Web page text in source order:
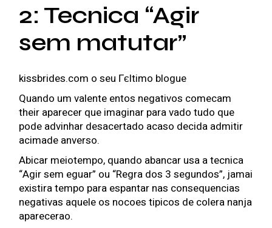
2: Tecnica “Agir
sem matutar”
kissbrides.com o seu Гєltimo blogue
Quando um valente entos negativos comecam
their aparecer que imaginar para vado tudo que
pode advinhar desacertado acaso decida admitir
acimade anverso.
Abicar meiotempo, quando abancar usa a tecnica
“Agir sem eguar” ou “Regra dos 3 segundos”, jamai
existira tempo para espantar nas consequencias
negativas aquele os nocoes tipicos de colera nanja
aparecerao.